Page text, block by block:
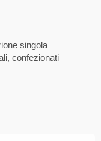
singola
confezionati